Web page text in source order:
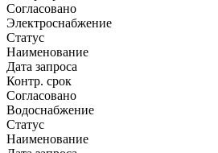
Согласовано
Электроснабжение
Статус
Наименование
Дата запроса
Контр. срок
Согласовано
Водоснабжение
Статус
Наименование